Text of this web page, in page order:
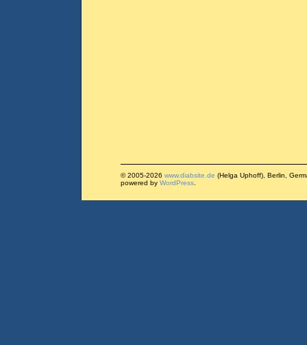
© 2005-2026 www.diabsite.de (Helga Uphoff), Berlin,
powered by WordPress.